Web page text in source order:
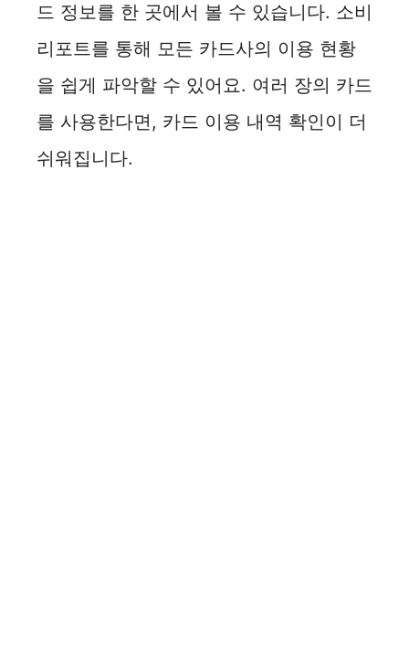
드 정보를 한 곳에서 볼 수 있습니다. 소비
리포트를 통해 모든 카드사의 이용 현황
을 쉽게 파악할 수 있어요. 여러 장의 카드
를 사용한다면, 카드 이용 내역 확인이 더
쉬워집니다.